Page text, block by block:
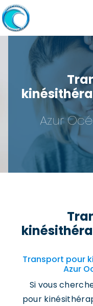
Azur
Transport pour
Azur
Si vous
pour
Panneau de gestion